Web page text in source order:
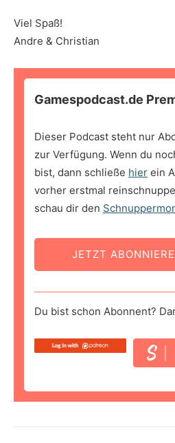
Viel Spaß!
Andre & Christian
Gamespodcast.de
Dieser Podcast steht nur
zur Verfügung. Wenn du
bist, dann schließe hier ein
vorher erstmal
schau dir den
JETZT
Du bist schon Abonnent?